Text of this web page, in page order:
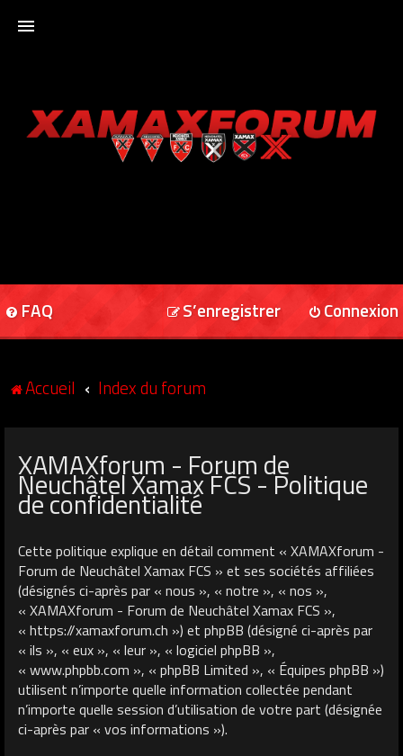
XAMAXFORUM
FAQ Connexion
S’enregistrer
Accueil Index du forum
XAMAXforum - Forum de
Neuchâtel Xamax FCS - Politique
de confidentialité
Cette politique explique en détail comment « XAMAXforum -
Forum de Neuchâtel Xamax FCS » et ses sociétés affiliées
(désignés ci-après par « nous », « notre », « nos »,
« XAMAXforum - Forum de Neuchâtel Xamax FCS »,
« https://xamaxforum.ch ») et phpBB (désigné ci-après par
« ils », « eux », « leur », « logiciel phpBB »,
« www.phpbb.com », « phpBB Limited », « Équipes phpBB »)
utilisent n’importe quelle information collectée pendant
n’importe quelle session d’utilisation de votre part (désignée
ci-après par « vos informations »).